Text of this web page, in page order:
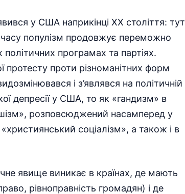
у США наприкінці XX століття: тут
популізм продовжує переможно
програмах та партіях.
проти різноманітних форм
і з’являвся на політичній
депресії у США, то як «гандизм» в
розповсюджений насамперед у
«християнський соціалізм», а також і в
явище виникає в країнах, де мають
рівноправність громадян) і де